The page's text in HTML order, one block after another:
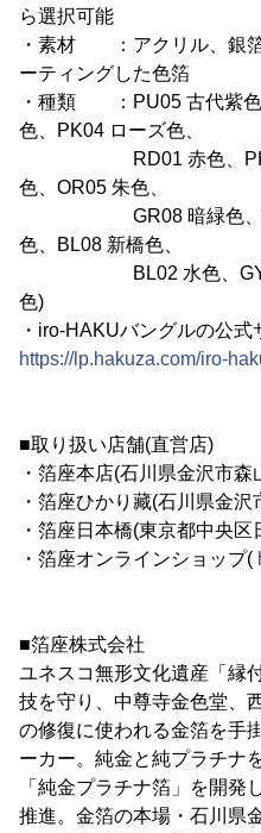
ら選択可能
・素材 ：アクリル、銀箔
ーティングした色箔
・種類 ：PU05 古代紫色
色、PK04 ローズ色、
RD01 赤色、PK03
色、OR05 朱色、
GR08 暗緑色、
色、BL08 新橋色、
BL02 水色、GY01
色)
・iro-HAKUバングルの公式
https://lp.hakuza.com/iro-
■取り扱い店舗(直営店)
・箔座本店(石川県金沢市森
・箔座ひかり藏(石川県金沢
・箔座日本橋(東京都中央区
・箔座オンラインショップ(
■箔座株式会社
ユネスコ無形文化遺産「縁
技を守り、中尊寺金色堂、
の修復に使われる金箔を手
ーカー。純金と純プラチナ
「純金プラチナ箔」を開発
推進。金箔の本場・石川県